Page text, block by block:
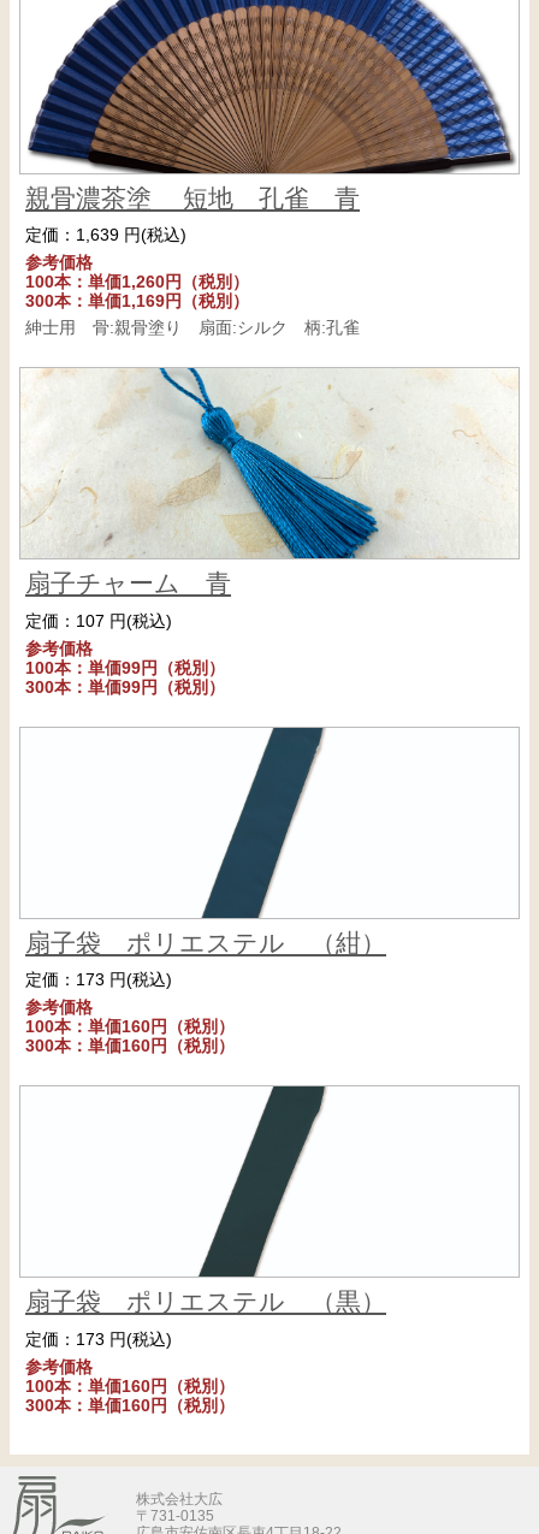
親骨濃茶塗 短地 孔雀 青
定価：1,639 円(税込)
参考価格
100本：単価1,260円（税別）
300本：単価1,169円（税別）
紳士用 骨:親骨塗り 扇面:シルク 柄:孔雀
扇子チャーム 青
定価：107 円(税込)
参考価格
100本：単価99円（税別）
300本：単価99円（税別）
扇子袋 ポリエステル （紺）
定価：173 円(税込)
参考価格
100本：単価160円（税別）
300本：単価160円（税別）
扇子袋 ポリエステル （黒）
定価：173 円(税込)
参考価格
100本：単価160円（税別）
300本：単価160円（税別）
株式会社大広
〒731-0135